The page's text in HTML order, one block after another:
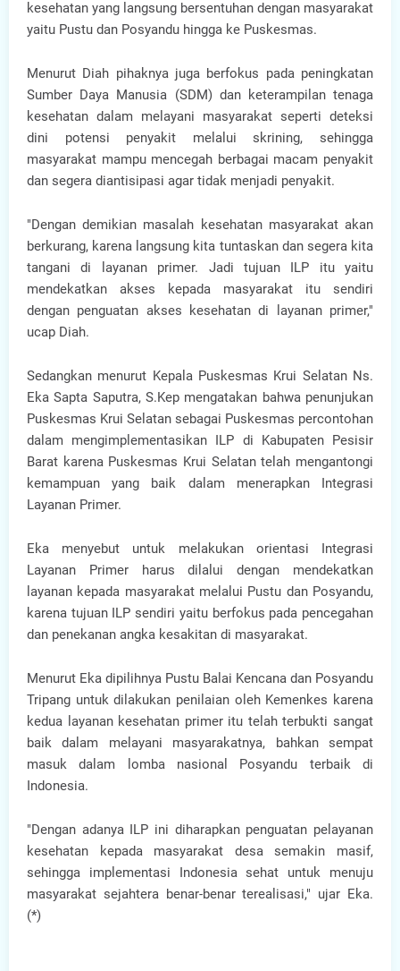
kesehatan yang langsung bersentuhan dengan masyarakat
yaitu Pustu dan Posyandu hingga ke Puskesmas.
Menurut Diah pihaknya juga berfokus pada peningkatan
Sumber Daya Manusia (SDM) dan keterampilan tenaga
kesehatan dalam melayani masyarakat seperti deteksi
dini potensi penyakit melalui skrining, sehingga
masyarakat mampu mencegah berbagai macam penyakit
dan segera diantisipasi agar tidak menjadi penyakit.
"Dengan demikian masalah kesehatan masyarakat akan
berkurang, karena langsung kita tuntaskan dan segera kita
tangani di layanan primer. Jadi tujuan ILP itu yaitu
mendekatkan akses kepada masyarakat itu sendiri
dengan penguatan akses kesehatan di layanan primer,"
ucap Diah.
Sedangkan menurut Kepala Puskesmas Krui Selatan Ns.
Eka Sapta Saputra, S.Kep mengatakan bahwa penunjukan
Puskesmas Krui Selatan sebagai Puskesmas percontohan
dalam mengimplementasikan ILP di Kabupaten Pesisir
Barat karena Puskesmas Krui Selatan telah mengantongi
kemampuan yang baik dalam menerapkan Integrasi
Layanan Primer.
Eka menyebut untuk melakukan orientasi Integrasi
Layanan Primer harus dilalui dengan mendekatkan
layanan kepada masyarakat melalui Pustu dan Posyandu,
karena tujuan ILP sendiri yaitu berfokus pada pencegahan
dan penekanan angka kesakitan di masyarakat.
Menurut Eka dipilihnya Pustu Balai Kencana dan Posyandu
Tripang untuk dilakukan penilaian oleh Kemenkes karena
kedua layanan kesehatan primer itu telah terbukti sangat
baik dalam melayani masyarakatnya, bahkan sempat
masuk dalam lomba nasional Posyandu terbaik di
Indonesia.
"Dengan adanya ILP ini diharapkan penguatan pelayanan
kesehatan kepada masyarakat desa semakin masif,
sehingga implementasi Indonesia sehat untuk menuju
masyarakat sejahtera benar-benar terealisasi," ujar Eka.
(*)